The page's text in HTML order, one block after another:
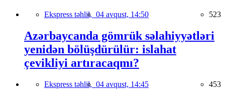
Ekspress təhlil, 04 avqust, 14:50 523
Azərbaycanda gömrük səlahiyyətləri
yenidən bölüşdürülür: islahat
çevikliyi artıracaqmı?
Ekspress təhlil, 04 avqust, 14:45 453